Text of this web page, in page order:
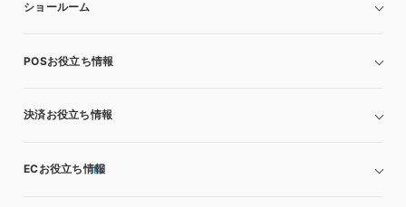
ショールーム
POSお役立ち情報
決済お役立ち情報
ECお役立ち情報